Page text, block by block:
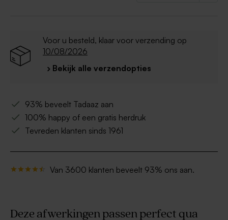
Voor u besteld, klaar voor verzending op
10/08/2026
› Bekijk alle verzendopties
93% beveelt Tadaaz aan
100% happy of een gratis herdruk
Tevreden klanten sinds 1961
Van 3600 klanten beveelt 93% ons aan.
Deze afwerkingen passen perfect qua